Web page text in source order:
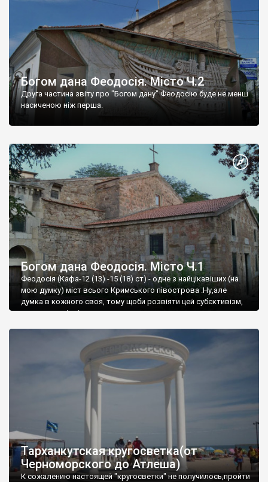
Богом дана Феодосія. Місто Ч.2
Друга частина звіту про "Богом дану" Феодосію буде не менш
насиченою ніж перша.
Богом дана Феодосія. Місто Ч.1
Феодосія (Кафа-12 (13) -15 (18) ст) - одне з найцікавіших (на
мою думку) міст всього Кримського півострова .Ну,але
думка в кожного своя, тому щоби розвіяти цей субєктивізм,
запрошую відвідати це
Тарханкутская кругосветка(от
Черноморского до Атлеша)
К сожалению настоящей "кругосветки" не получилось,пройти